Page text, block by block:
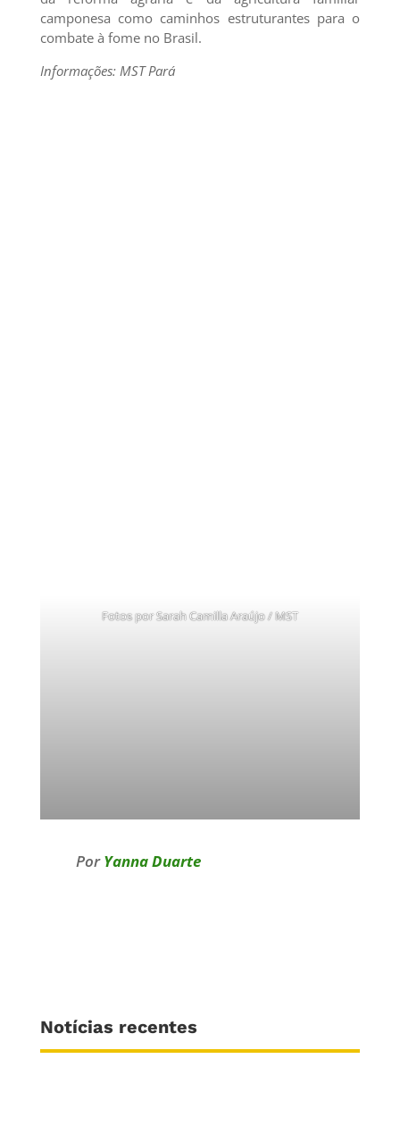
camponesa como caminhos estruturantes para o
combate à fome no Brasil.
Informações: MST Pará
Fotos por Sarah Camilla Araújo / MST
PorYanna Duarte
Notícias recentes